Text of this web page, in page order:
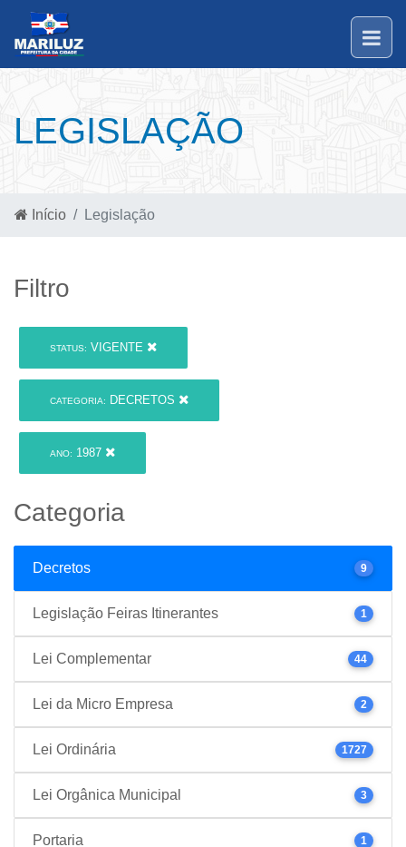
LEGISLAÇÃO
Início Legislação
Filtro
STATUS: VIGENTE
CATEGORIA: DECRETOS
ANO: 1987
Categoria
Decretos 9
Legislação Feiras Itinerantes 1
Lei Complementar 44
Lei da Micro Empresa 2
Lei Ordinária 1727
Lei Orgânica Municipal 3
Portaria 1